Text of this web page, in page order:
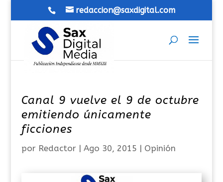
redaccion@saxdigital.com
Canal 9 vuelve el 9 de octubre
emitiendo únicamente
ficciones
por Redactor| Ago 30, 2015 | Opinión